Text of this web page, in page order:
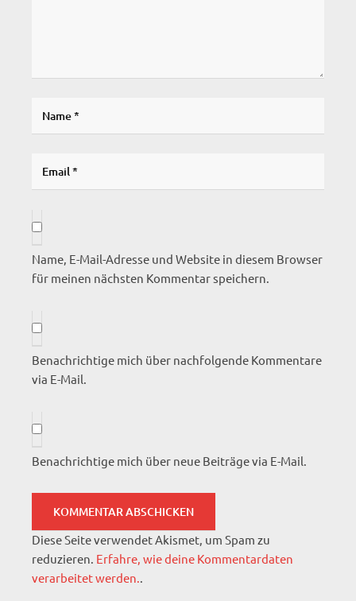
Name, E-Mail-Adresse und Website in diesem Browser
für meinen nächsten Kommentar speichern.
Benachrichtige mich über nachfolgende Kommentare
via E-Mail.
Benachrichtige mich über neue Beiträge via E-Mail.
Diese Seite verwendet Akismet, um Spam zu
reduzieren. Erfahre, wie deine Kommentardaten
verarbeitet werden..